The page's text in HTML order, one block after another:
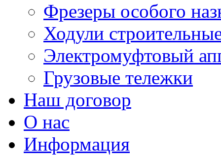
Фрезеры особого
Ходули
Электромуфтовый
Грузовые тележки
Наш договор
О нас
Информация